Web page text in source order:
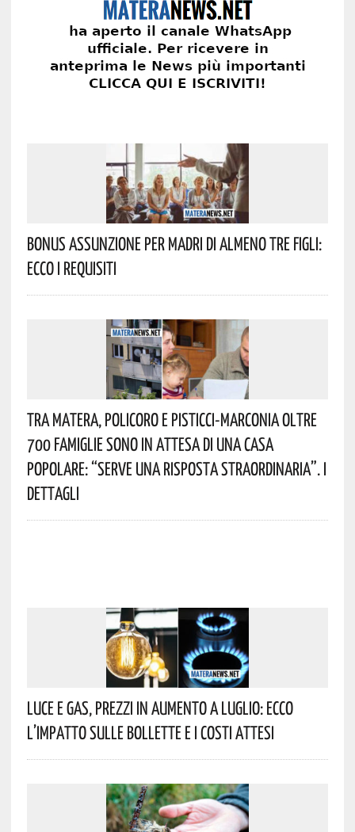
Bonus Assunzione Per Madri Di Almeno Tre Figli:
Ecco I Requisiti
Tra Matera, Policoro E Pisticci-Marconia Oltre
700 Famiglie Sono In Attesa Di Una Casa
Popolare: “serve Una Risposta Straordinaria”. I
Dettagli
Luce E Gas, Prezzi In Aumento A Luglio: Ecco
L’impatto Sulle Bollette E I Costi Attesi